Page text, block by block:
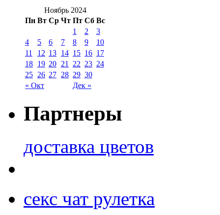
Ноябрь 2024
Пн Вт Ср Чт Пт Сб Вс
« Окт Дек »
1 2
3
4
5 6 7 8 9
10
11
12 13 14 15 16 17
18 19 20 21 22 23 24
25 26 27 28 29 30
Партнеры
доставка цветов
секс чат рулетка